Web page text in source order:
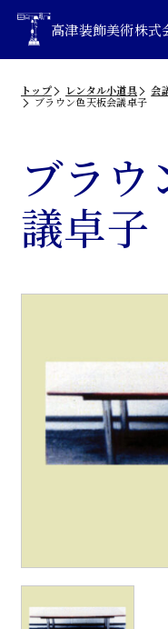
高津装飾美術株式
トップ レンタル小道具
会
ブラウン色天板会議卓子
ブラウ
議卓子